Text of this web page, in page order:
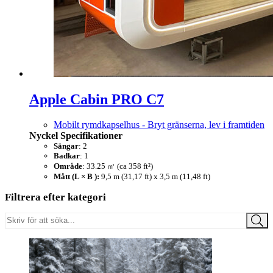
Apple Cabin PRO C7
Mobilt rymdkapselhus - Bryt gränserna, lev i framtiden
Nyckel Specifikationer
Sängar: 2
Badkar: 1
Område: 33.25 ㎡ (ca 358 ft²)
Mått (L × B ): 9,5 m (31,17 ft) x 3,5 m (11,48 ft)
Filtrera efter kategori